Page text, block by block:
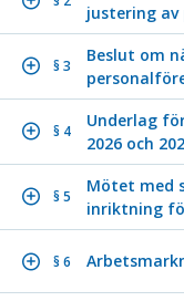
justering
§ 3
Beslut om
§ 4
Underlag
2026 och
§ 5
Mötet med
inriktning
§ 6